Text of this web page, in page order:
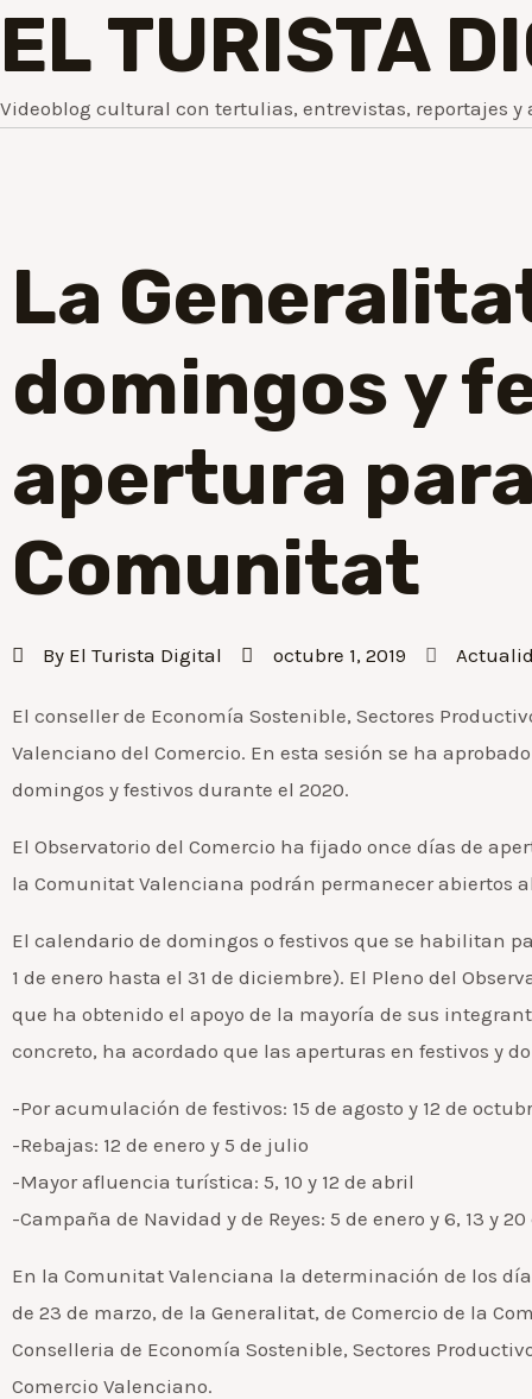
EL TURISTA
Videoblog cultural con tertulias, entrevistas, reportajes y
La
domingos y
apertura
Comunitat
By El Turista Digital octubre 1, 2019
El conseller de Economía Sostenible, Sectores
Valenciano del Comercio. En esta sesión se ha
domingos y festivos durante el 2020.
El Observatorio del Comercio ha fijado once días de
la Comunitat Valenciana podrán permanecer abiertos
El calendario de domingos o festivos que se habilitan
1 de enero hasta el 31 de diciembre). El Pleno del
que ha obtenido el apoyo de la mayoría de sus
concreto, ha acordado que las aperturas en festivos y
-Por acumulación de festivos: 15 de agosto y 12 de
-Rebajas: 12 de enero y 5 de julio
-Mayor afluencia turística: 5, 10 y 12 de abril
-Campaña de Navidad y de Reyes: 5 de enero y 6, 13 y
En la Comunitat Valenciana la determinación de los
de 23 de marzo, de la Generalitat, de Comercio de la
Conselleria de Economía Sostenible, Sectores
Comercio Valenciano.